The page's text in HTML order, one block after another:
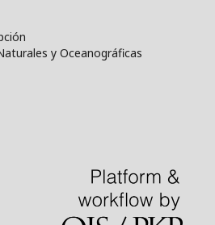
y Oceanográficas